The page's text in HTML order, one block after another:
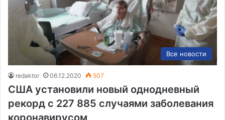
Все новости
redaktor 06.12.2020 507
США установили новый однодневный
рекорд с 227 885 случаями заболевания
коронавирусом